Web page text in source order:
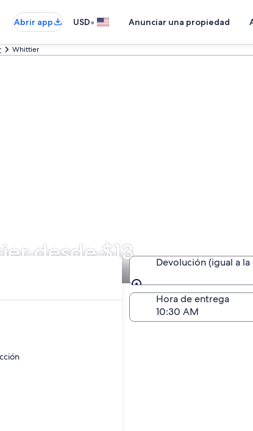
Abrir app USD• Anunciar una propiedad
Whittier
desde $13
en Whittier
Devolución (igual a
Devolución (igual a
devolución
Hora de entrega